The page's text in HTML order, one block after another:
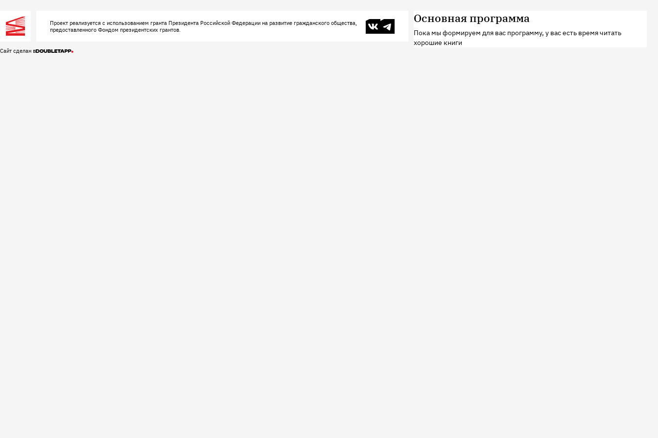
Основная программа
Пока мы формируем для вас программу, у вас есть время читать
хорошие книги
Проект реализуется с использованием гранта Президента Российской Федерации на развитие гражданского общества,
предоставленного Фондом президентских грантов.
В контактеТелеграм
Сайт сделан в